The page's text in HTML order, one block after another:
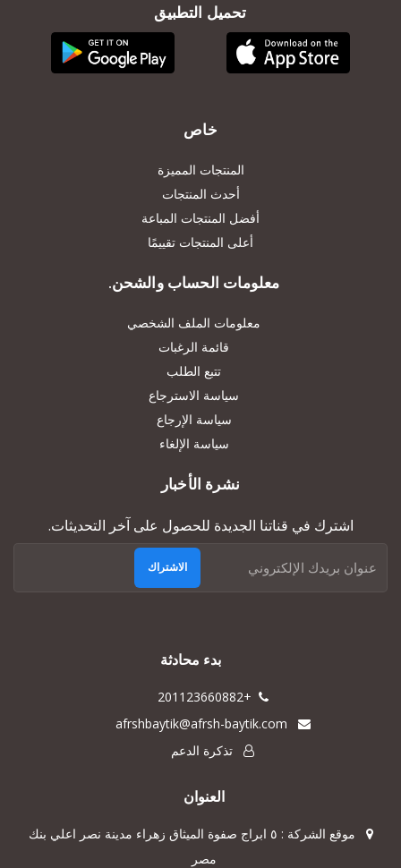
تحميل التطبيق
خاص
المنتجات المميزة
أحدث المنتجات
أفضل المنتجات المباعة
أعلى المنتجات تقييمًا
معلومات الحساب والشحن.
معلومات الملف الشخصي
قائمة الرغبات
تتبع الطلب
سياسة الاسترجاع
سياسة الإرجاع
سياسة الإلغاء
نشرة الأخبار
اشترك في قناتنا الجديدة للحصول على آخر التحديثات.
الاشتراك
بدء محادثة
+201123660882
afrshbaytik@afrsh-baytik.com
تذكرة الدعم
العنوان
موقع الشركة : ٥ ابراج صفوة الميثاق زهراء مدينة نصر اعلي بنك
مصر